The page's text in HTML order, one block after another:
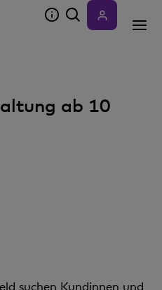
ab 10
suchen Kundinnen und